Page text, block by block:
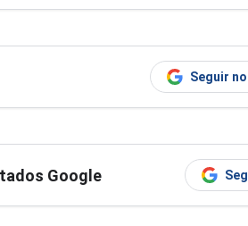
Seguir
Google